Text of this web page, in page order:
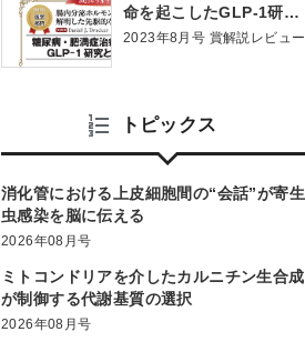
命を起こしたGLP-1研究
とDrucker博士
2023年8月号 賞解説レビュー
トピックス
消化管における上皮細胞間の“会話”が寄生
虫感染を脳に伝える
2026年08月号
ミトコンドリアを介したカルニチン生合成
が制御する代謝基質の選択
2026年08月号